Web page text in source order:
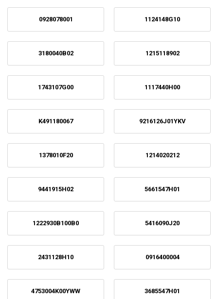
0928078001 1124148G10
3180040B02 1215118902
1743107G00 1117440H00
K491180067 9216126J01YKV
1378010F20 1214020212
9441915H02 5661547H01
1222930B100B0 5416090J20
2431128H10 0916400004
4753004K00YWW 3685547H01